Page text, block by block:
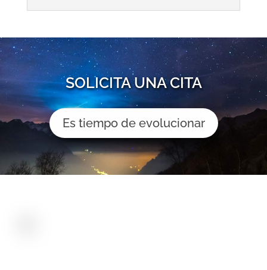
SOLICITA UNA CITA
Es tiempo de evolucionar